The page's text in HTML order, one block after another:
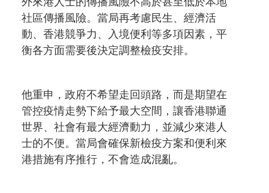
社區傳播風險。當局再考慮民生、經濟活
動、香港競爭力、入境便利等多項因素，平
衡各方面需要後決定調整檢疫安排。
他重申，政府不希望走回頭路，而是期望在
管控疫情走勢下給予最大空間，讓香港聯通
世界、社會有最大經濟動力，並減少來港人
士的不便。當局會確保新檢疫方案和便利來
港措施有序推行，不會造成混亂。